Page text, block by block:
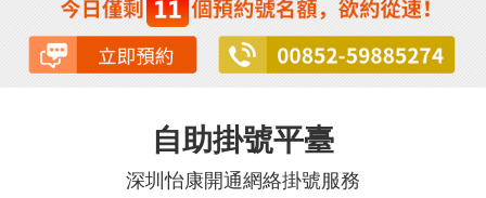
自助掛號平臺
深圳怡康開通網絡掛號服務